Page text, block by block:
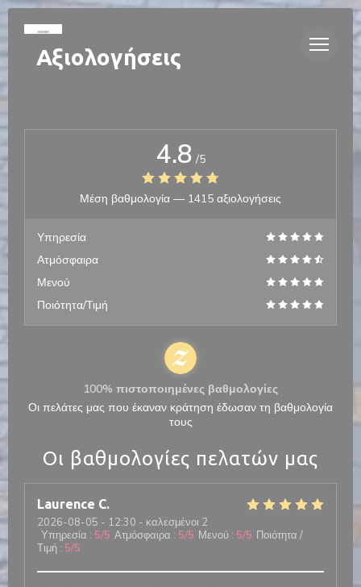
Πίνακας διαχείρισης "Μπισκότων" (Cookies)
Αξιολογήσεις
Οι βαθμολογίες πελατών μας
Laurence C
2026-08-05 - 12:30 - καλεσμένοι 2
Υπηρεσία : 5/5 Ατμόσφαιρα : 5/5 Μενού : 5/5 Ποιότητα /
Τιμή : 5/5
4.8 /5
Μέση βαθμολογία — 1415 αξιολογήσεις
Υπηρεσία
Ατμόσφαιρα
Μενού
Ποιότητα/Τιμή
100% πιστοποιημένες βαθμολογίες
Οι πελάτες μας που έκαναν κράτηση έδωσαν τη βαθμολογία
τους